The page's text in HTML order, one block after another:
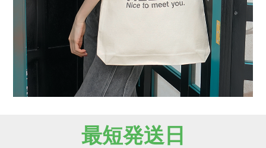
最短発送日